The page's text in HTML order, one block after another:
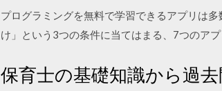
プログラミングを無料で学習できるアプリは
け」という3つの条件に当てはまる、7つのア
保育士の基礎知識から過